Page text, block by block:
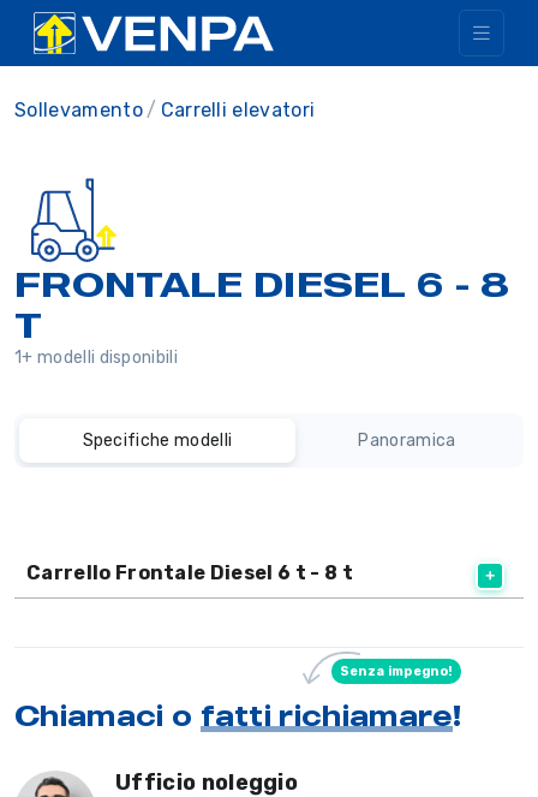
Sollevamento Carrelli elevatori
FRONTALE DIESEL 6 - 8
T
1+ modelli disponibili
Specifiche modelli Panoramica
Carrello Frontale Diesel 6 t - 8 t
Chiamaci o fatti richiamare!
Senza impegno!
Ufficio noleggio